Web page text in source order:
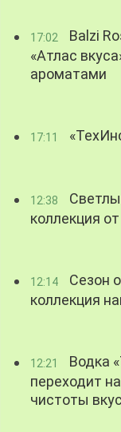
17:02
Balzi
«Атлас
ароматами
17:11
12:38
коллекция
12:14
Сезон
коллекция
12:21
Водка
переходит
чистоты